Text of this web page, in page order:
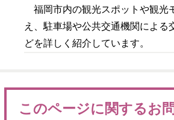
福岡市内の観光スポットや観光
え、駐車場や公共交通機関による
どを詳しく紹介しています。
このページに関するお